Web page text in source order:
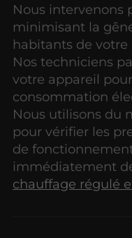
Nous intervenons
minimisant la
habitants de votre
Nos techniciens
votre appareil
consommation
Nous utilisons du
pour vérifier les
de
immédiatement
chauffage régulé